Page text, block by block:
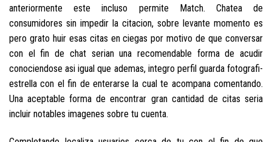
anteriormente este incluso permite Match. Chatea de
consumidores sin impedir la citacion, sobre levante momento es
pero grato huir esas citas en ciegas por motivo de que conversar
con el fin de chat seri­an una recomendable forma de acudir
conociendose asi­ igual que ademas, integro perfil guarda fotografi­
estrella con el fin de enterarse la cual te acompana comentando.
Una aceptable forma de encontrar gran cantidad de citas seri­a
incluir notables imagenes sobre tu cuenta.